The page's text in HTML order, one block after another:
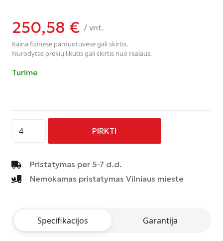
250,58 € / vnt.
Kaina fizinėse parduotuvėse gali skirtis.
Nurodytas prekių likutis gali skirtis nuo realaus.
Turime
kiekis:
-
AF10
-
PIRKTI
Pristatymas per 5-7 d.d.
Nemokamas pristatymas Vilniaus mieste
Specifikacijos Garantija